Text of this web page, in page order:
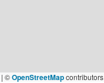
| ©OpenStreetMapcontributors